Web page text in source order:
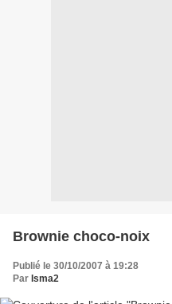
Brownie choco-noix
Publié le 30/10/2007 à 19:28
Par Isma2